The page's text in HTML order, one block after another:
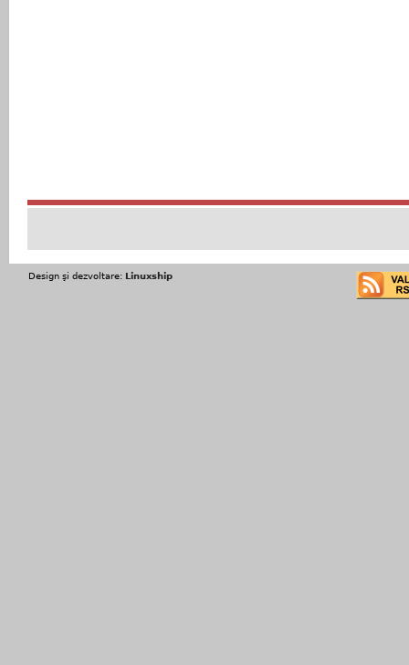
Design şi dezvoltare: Linuxship